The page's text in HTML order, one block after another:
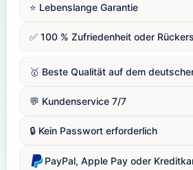
⭐️ Lebenslange Garantie
✅ 100 % Zufriedenheit oder
🥇 Beste Qualität auf dem
💬 Kundenservice 7/7
🔒 Kein Passwort erforderlich
PayPal, Apple Pay oder